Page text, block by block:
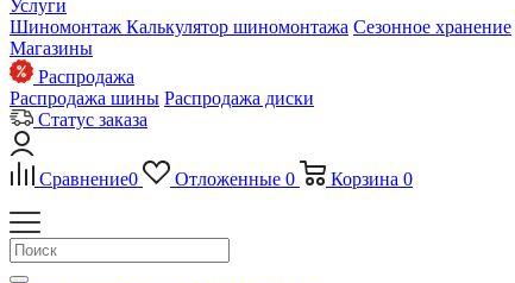
Услуги
Шиномонтаж Калькулятор шиномонтажа Сезонное хранение
Магазины
Распродажа
Распродажа шины Распродажа диски
Статус заказа
Сравнение0 Отложенные 0 Корзина 0